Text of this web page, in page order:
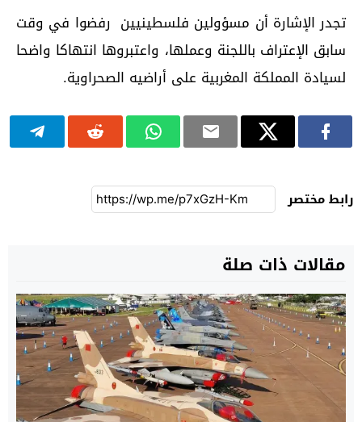
تجدر الإشارة أن مسؤولين فلسطينيين رفضوا في وقت
سابق الإعتراف باللجنة وعملها، واعتبروها انتهاكا واضحا
لسيادة المملكة المغربية على أراضيه الصحراوية.
رابط مختصر
مقالات ذات صلة